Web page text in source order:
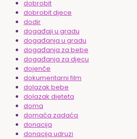
dobrobit
dobrobit djece
dodir
događaji u gradu
događanja u gradu
događanja za bebe
događanja za djecu
dojenče
dokumentarni film
dolazak bebe
dolazak djeteta
doma
domaća zadaća
donacija
donacija udruzi